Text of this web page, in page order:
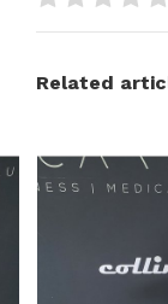
Related